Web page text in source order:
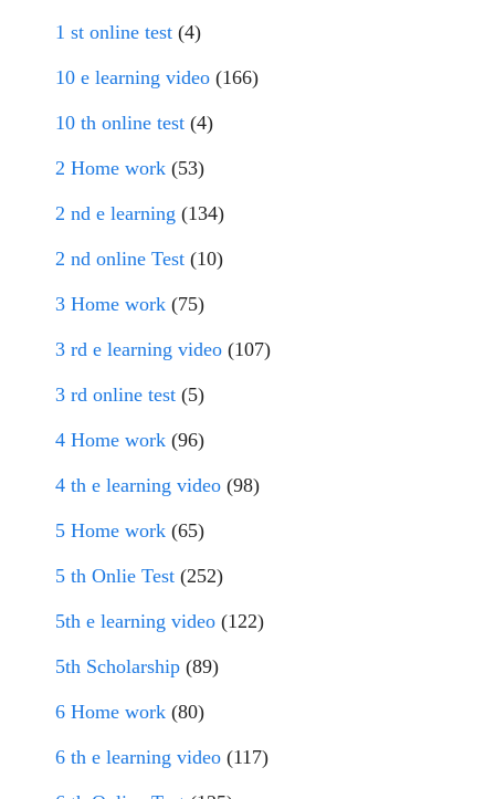
1 st online test (4)
10 e learning video (166)
10 th online test (4)
2 Home work (53)
2 nd e learning (134)
2 nd online Test (10)
3 Home work (75)
3 rd e learning video (107)
3 rd online test (5)
4 Home work (96)
4 th e learning video (98)
5 Home work (65)
5 th Onlie Test (252)
5th e learning video (122)
5th Scholarship (89)
6 Home work (80)
6 th e learning video (117)